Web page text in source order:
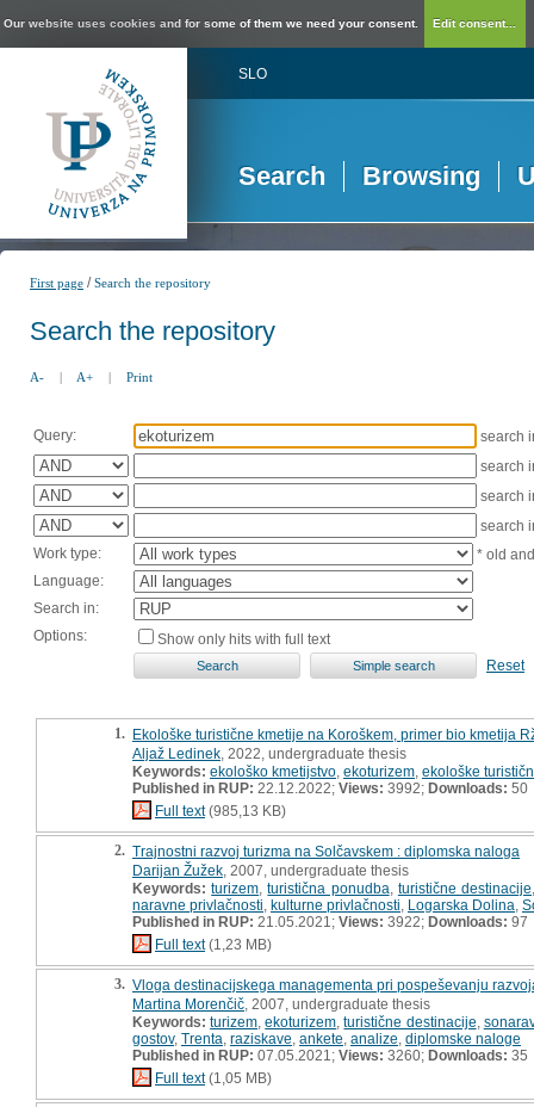
Our website uses cookies and for some of them we need your consent. Edit consent...
SLO
Search Browsing
First page /Search the repository
Search the repository
A- | A+ | Print
Query:
search
search
search
search
Work type:
* old
Language:
Search in:
Options:
Show only hits with full text
Reset
1. Ekološke turistične kmetije na Koroškem, primer bio kmetija
Aljaž Ledinek , 2022, undergraduate thesis
Keywords: ekološko kmetijstvo ekoturizem ekološke
Published in RUP: 22.12.2022; Views: 3992; Downloads: 50
Full text(985,13 KB)
2. Trajnostni razvoj turizma na Solčavskem : diplomska naloga
Darijan Žužek , 2007, undergraduate thesis
Keywords: turizem ,turistična ponudba turistične destinacije
naravne privlačnosti kulturne privlačnosti Logarska Dolina
Published in RUP: 21.05.2021; Views: 3922; Downloads: 97
Full text(1,23 MB)
3. Vloga destinacijskega managementa pri pospeševanju
Martina Morenčič , 2007, undergraduate thesis
Keywords: turizem ,ekoturizem ,turistične destinacije
gostov, Trenta raziskave ankete analize diplomske naloge
Published in RUP: 07.05.2021; Views: 3260; Downloads: 35
Full text(1,05 MB)